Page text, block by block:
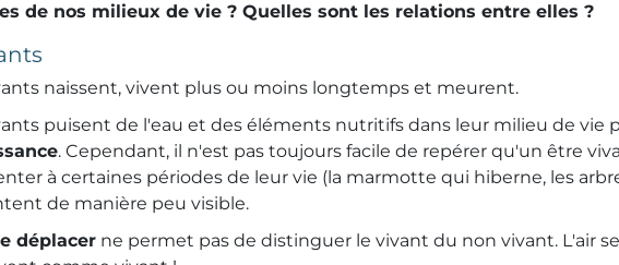
de nos milieux de vie ? Quelles sont les relations entre elles ?
naissent, vivent plus ou moins longtemps et meurent.
puisent de l'eau et des éléments nutritifs dans leur milieu de vie
. Cependant, il n'est pas toujours facile de repérer qu'un être
à certaines périodes de leur vie (la marmotte qui hiberne, les
de manière peu visible.
déplacer ne permet pas de distinguer le vivant du non vivant. L'air